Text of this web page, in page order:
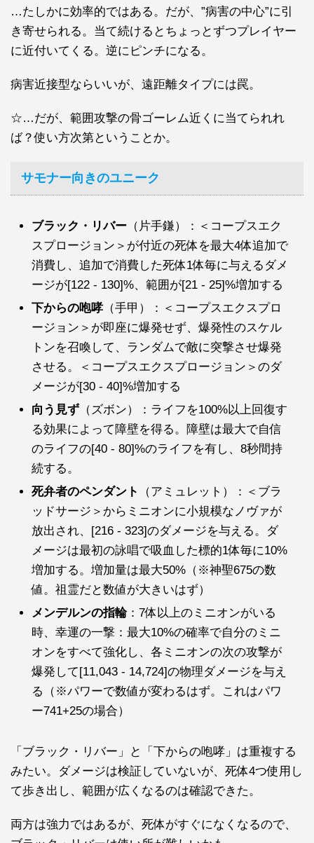
…たしかに効率的ではある。だが、”病害の中心”に引
き寄せられる。当て続けるとちょっとずつプレイヤー
に近付いてくる。逆にピンチになる。
病害近接型ならいいが、遠距離タイプには罠。
☆…だが、範囲攻撃の骨ゴーレム近くに当てられれ
ば？使い方次第ということか。
サモナー向きのユニーク
ブラック・リバー （片手鎌）：＜コープスエク
スプロージョン＞が付近の死体を最大4体追加で
消費し、追加で消費した死体1体毎に与えるダメ
ージが[122 - 130]%、範囲が[21 - 25]%増加する
下からの咆哮 （手甲）：＜コープスエクスプロ
ージョン＞が即座に爆発せず、爆発性のスケル
トンを召喚して、ランダムで敵に突撃させ爆発
させる。＜コープスエクスプロージョン＞のダ
メージが[30 - 40]%増加する
向う見ず （ズボン）：ライフを100%以上回復す
る効果によって障壁を得る。障壁は最大で自信
のライフの[40 - 80]%のライフを有し、8秒間持
続する。
死弁者のペンダント
（アミュレット）：＜ブラ
ッドサージ＞からミニオンに小規模なノヴァが
放出され、[216 - 323]のダメージを与える。ダ
メージは最初の詠唱で吸血した標的1体毎に10%
増加する。増加量は最大50%（※神聖675の数
値。祖霊だと数値が大きいはず）
メンデルンの指輪：7体以上のミニオンがいる
時、幸運の一撃：最大10%の確率で自分のミニ
オンをすべて強化し、各ミニオンの次の攻撃が
爆発して[11,043 - 14,724]の物理ダメージを与え
る（※パワーで数値が変わるはず。これはパワ
ー741+25の場合）
「ブラック・リバー」と「下からの咆哮」は重複する
みたい。ダメージは検証していないが、死体4つ使用し
て歩き出し、範囲が広くなるのは確認できた。
両方は強力ではあるが、死体がすぐになくなるので、